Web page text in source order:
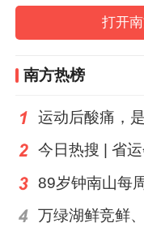
现场发布的多
丰门漂流全长
打开
南方热榜
今日热搜 | 省